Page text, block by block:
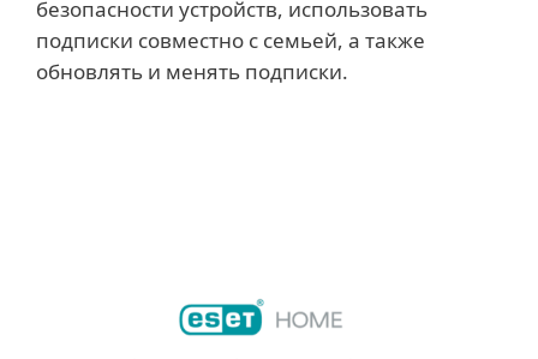
безопасности устройств, использовать
подписки совместно с семьей, а также
обновлять и менять подписки.